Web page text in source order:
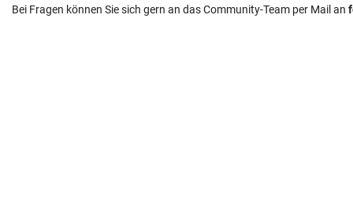
Bei Fragen können Sie sich gern an das Community-Team per Mail an